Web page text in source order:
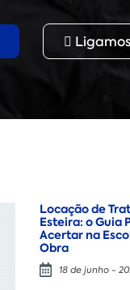
Locação de
Esteira: o Guia
Acertar na
Obra
18 de junho -